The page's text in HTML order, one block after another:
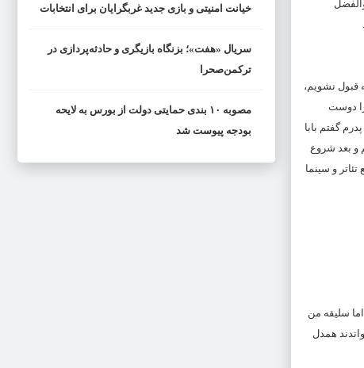
قبول نشویم،
دوست
گفتم بابا
و بعد شروع
و سینما
سلیقه من
همدل
خیانت امنیتی و بازی جدید غربگرایان برای انتخابات
سریال «هفت»؛ بزنگاه بازیگری و حادثه‌پردازی در
ترکمن‌صحرا
مصوبه ۱۰ بندی حمایتی دولت از بورس به لایحه
بودجه پیوست شد